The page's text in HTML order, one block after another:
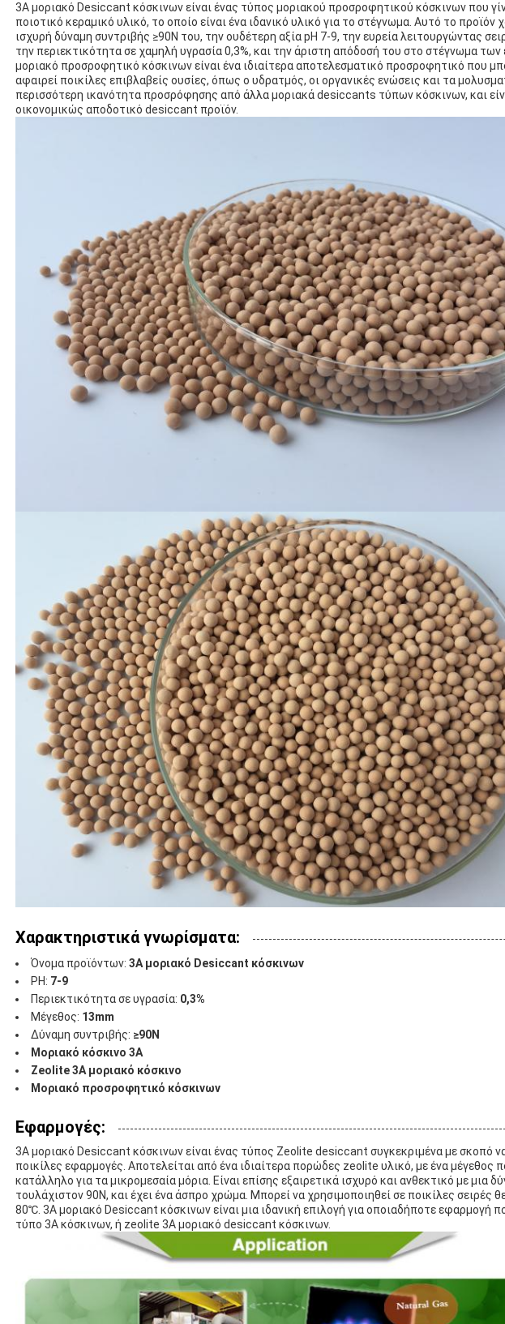
3A μοριακό Desiccant κόσκινων είναι ένας τύπος μοριακού προσροφητικού κόσκινων που
ποιοτικό κεραμικό υλικό, το οποίο είναι ένα ιδανικό υλικό για το στέγνωμα. Αυτό το προϊόν
ισχυρή δύναμη συντριβής ≥90N του, την ουδέτερη αξία pH 7-9, την ευρεία λειτουργώντας
την περιεκτικότητα σε χαμηλή υγρασία 0,3%, και την άριστη απόδοσή του στο στέγνωμα
μοριακό προσροφητικό κόσκινων είναι ένα ιδιαίτερα αποτελεσματικό προσροφητικό που
αφαιρεί ποικίλες επιβλαβείς ουσίες, όπως ο υδρατμός, οι οργανικές ενώσεις και τα
περισσότερη ικανότητα προσρόφησης από άλλα μοριακά desiccants τύπων κόσκινων, και
οικονομικώς αποδοτικό desiccant προϊόν.
Χαρακτηριστικά γνωρίσματα:
Όνομα προϊόντων: 3A μοριακό Desiccant κόσκινων
PH: 7-9
Περιεκτικότητα σε υγρασία: 0,3%
Μέγεθος: 13mm
Δύναμη συντριβής: ≥90N
Μοριακό κόσκινο 3A
Zeolite 3A μοριακό κόσκινο
Μοριακό προσροφητικό κόσκινων
Εφαρμογές:
3A μοριακό Desiccant κόσκινων είναι ένας τύπος Zeolite desiccant συγκεκριμένα με σκοπό
ποικίλες εφαρμογές. Αποτελείται από ένα ιδιαίτερα πορώδες zeolite υλικό, με ένα μέγεθος
κατάλληλο για τα μικρομεσαία μόρια. Είναι επίσης εξαιρετικά ισχυρό και ανθεκτικό με μια
τουλάχιστον 90N, και έχει ένα άσπρο χρώμα. Μπορεί να χρησιμοποιηθεί σε ποικίλες σειρές
80℃. 3A μοριακό Desiccant κόσκινων είναι μια ιδανική επιλογή για οποιαδήποτε εφαρμογή
τύπο 3A κόσκινων, ή zeolite 3A μοριακό desiccant κόσκινων.